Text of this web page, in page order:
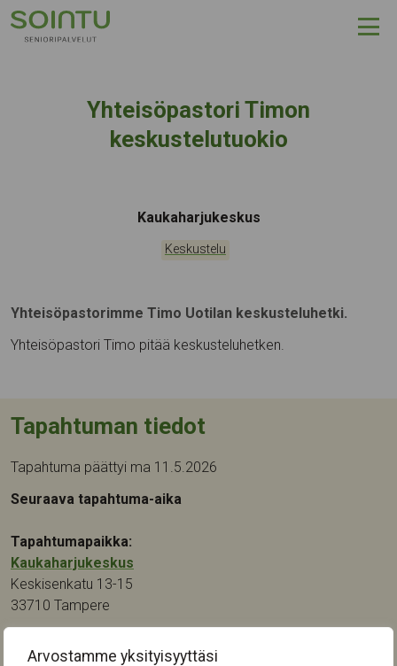
Arvostamme yksityisyyttäsi
Hyppää sisältöön
Yhteisöpastori Timon
keskustelutuokio
Tapahtumapaikka:
Kaukaharjukeskus
Kategoriat:
Keskustelu
Yhteisöpastorimme Timo Uotilan keskusteluhetki.
Yhteisöpastori Timo pitää keskusteluhetken.
Tapahtuman tiedot
Tapahtuma päättyi ma 11.5.2026
Seuraava tapahtuma-aika
Tapahtumapaikka:
Kaukaharjukeskus
Keskisenkatu 13-15
33710 Tampere
Kategoriat: